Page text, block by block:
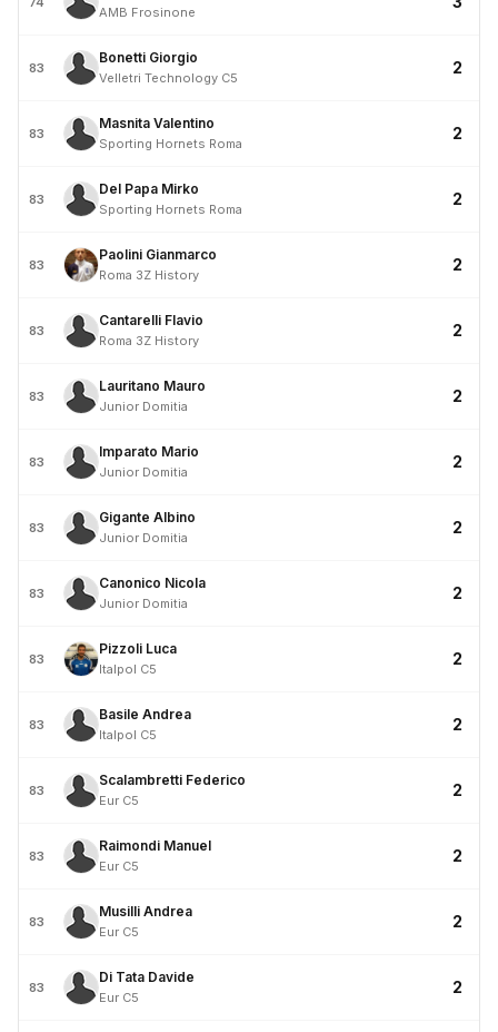
AMB Frosinone
83
Bonetti Giorgio
Velletri Technology C5
2
83
Masnita Valentino
Sporting Hornets Roma
2
83
Del Papa Mirko
Sporting Hornets Roma
2
83
Paolini Gianmarco
Roma 3Z History
2
83
Cantarelli Flavio
Roma 3Z History
2
83
Lauritano Mauro
Junior Domitia
2
83
Imparato Mario
Junior Domitia
2
83
Gigante Albino
Junior Domitia
2
83
Canonico Nicola
Junior Domitia
2
83
Pizzoli Luca
Italpol C5
2
83
Basile Andrea
Italpol C5
2
83
Scalambretti Federico
Eur C5
2
83
Raimondi Manuel
Eur C5
2
83
Musilli Andrea
Eur C5
2
83
Di Tata Davide
Eur C5
2